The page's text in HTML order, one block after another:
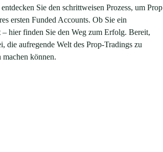
Sie den schrittweisen Prozess, um Prop
ersten Funded Accounts. Ob Sie ein
hier finden Sie den Weg zum Erfolg. Bereit,
die aufregende Welt des Prop-Tradings zu
können.